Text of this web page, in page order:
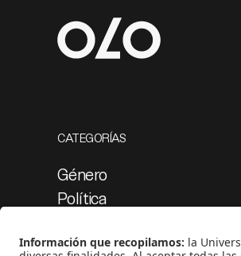
CATEGORÍAS
Género
Política
Medio ambiente